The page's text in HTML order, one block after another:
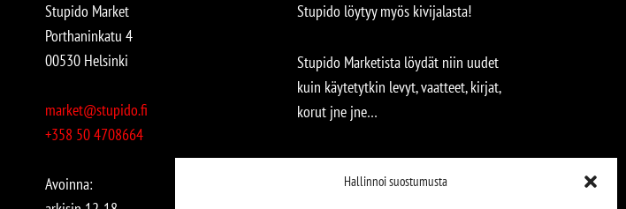
Hallinnoi suostumusta
Stupido Market
Porthaninkatu 4
00530 Helsinki
market@stupido.fi
+358 50 4708664
Avoinna:
Stupido löytyy myös kivijalasta!
Stupido Marketista löydät niin uudet
kuin käytetytkin levyt, vaatteet, kirjat,
korut jne jne…